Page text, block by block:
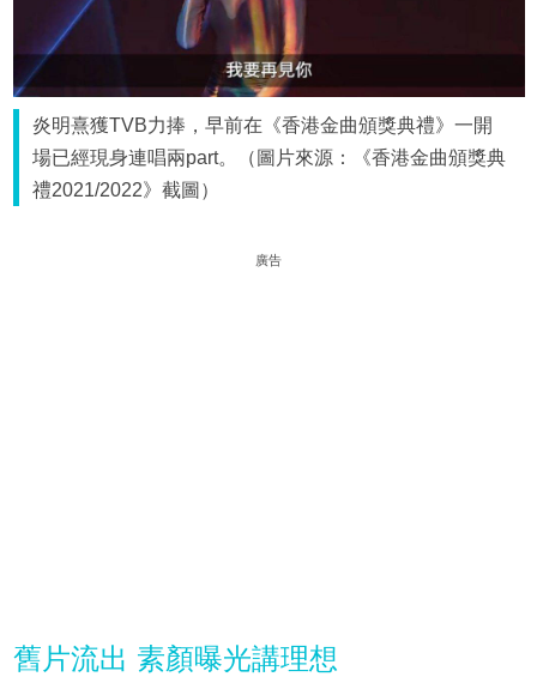
炎明熹獲TVB力捧，早前在《香港金曲頒獎典禮》一開
場已經現身連唱兩part。（圖片來源：《香港金曲頒獎典
禮2021/2022》截圖）
廣告
舊片流出 素顏曝光講理想